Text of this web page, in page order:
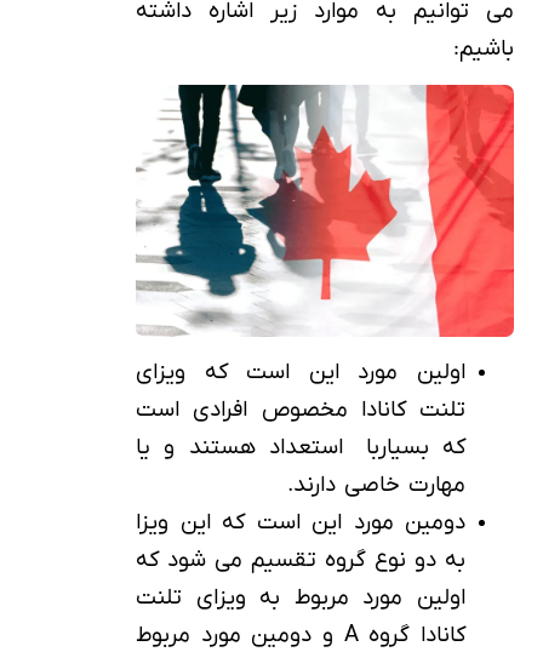
می توانیم به موارد زیر اشاره داشته
باشیم:
اولین مورد این است که ویزای
تلنت کانادا مخصوص افرادی است
که بسیاربا استعداد هستند و یا
مهارت خاصی دارند.
دومین مورد این است که این ویزا
به دو نوع گروه تقسیم می شود که
اولین مورد مربوط به ویزای تلنت
کانادا گروه A و دومین مورد مربوط